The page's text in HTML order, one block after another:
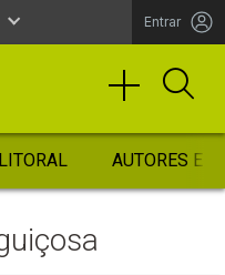
Entrar
LITORAL AUTORES